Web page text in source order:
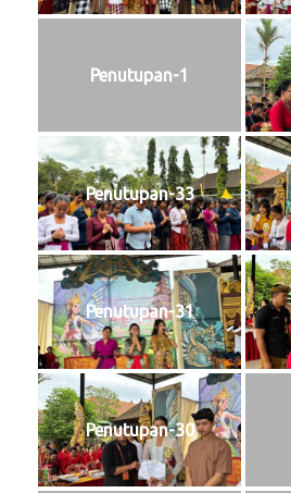
Penutupan-1
Penutupan-33
Penutupan-31
Penutupan-30